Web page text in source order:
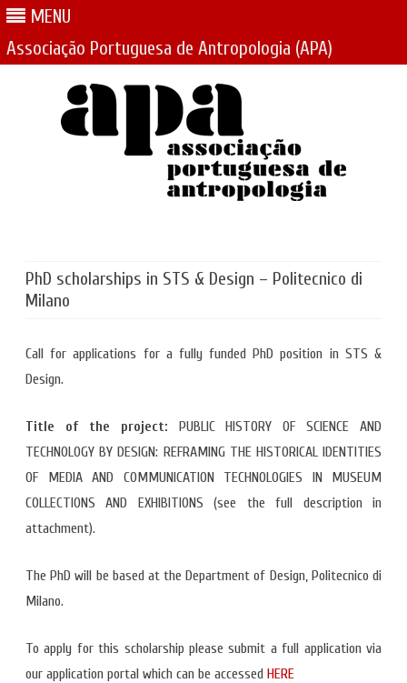
MENU
Associação Portuguesa de Antropologia (APA)
PhD scholarships in STS & Design – Politecnico di
Milano
Call for applications for a fully funded PhD position in STS &
Design.
Title of the project: PUBLIC HISTORY OF SCIENCE AND
TECHNOLOGY BY DESIGN: REFRAMING THE HISTORICAL IDENTITIES
OF MEDIA AND COMMUNICATION TECHNOLOGIES IN MUSEUM
COLLECTIONS AND EXHIBITIONS (see the full description in
attachment).
The PhD will be based at the Department of Design, Politecnico di
Milano.
To apply for this scholarship please submit a full application via
our application portal which can be accessed HERE